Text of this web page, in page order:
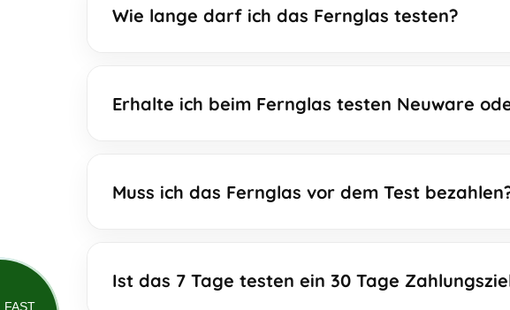
FAST
Wie lange darf ich das Fernglas testen?
Erhalte ich beim Fernglas testen Neuware
Muss ich das Fernglas vor dem Test
Ist das 7 Tage testen ein 30 Tage